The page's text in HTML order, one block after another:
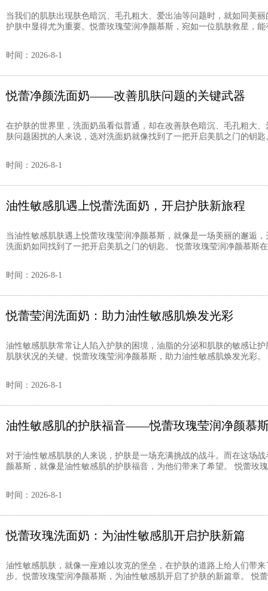
当我们的肌肤出现肤色暗沉、毛孔粗大、爱出油等问题时，就如同美
护肤中显得尤为重要。悦蕾玫瑰莹润净颜慕斯，宛如一位肌肤救星，
时间：2026-8-1
悦蕾净颜洗面奶——改善肌肤问题的关键武器
在护肤的世界里，洗面奶虽看似普通，却在改善肤色暗沉、毛孔粗大
肤问题困扰的人来说，选对洗面奶就像找到了一把开启美肌之门的钥
时间：2026-8-1
油性敏感肌遇上悦蕾洗面奶，开启护肤新旅程
当油性敏感肌肤遇上悦蕾玫瑰莹润净颜慕斯，就像是一场美丽的邂逅
洗面奶如同找到了一把开启美肌之门的钥匙。 悦蕾玫瑰莹润净颜慕斯
时间：2026-8-1
悦蕾莹润洗面奶：助力油性敏感肌焕发光彩
油性敏感肌肤常常让人陷入护肤的困境，油脂的分泌和肌肤的敏感让
肌肤状况的关键。悦蕾玫瑰莹润净颜慕斯，助力油性敏感肌焕发光彩
时间：2026-8-1
油性敏感肌的护肤福音——悦蕾玫瑰莹润净颜慕
对于油性敏感肌肤的人来说，护肤是一场充满挑战的战斗。而在这场
颜慕斯，就像是油性敏感肌的护肤福音，为他们带来了希望。 悦蕾玫
时间：2026-8-1
悦蕾玫瑰洗面奶：为油性敏感肌开启护肤新篇
油性敏感肌肤，就像一座难以攻克的堡垒，在护肤的道路上给人们带
步。悦蕾玫瑰莹润净颜慕斯，为油性敏感肌开启了护肤的新篇章。 悦